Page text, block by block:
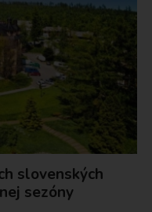
slovenských
sezóny